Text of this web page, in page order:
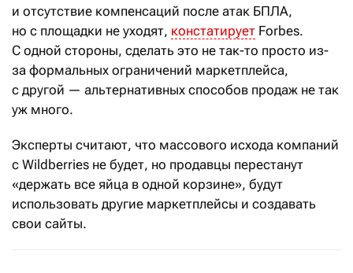
и отсутствие компенсаций после атак БПЛА,
но с площадки не уходят, констатирует Forbes.
С одной стороны, сделать это не так-то просто из-
за формальных ограничений маркетплейса,
с другой — альтернативных способов продаж не так
уж много.
Эксперты считают, что массового исхода компаний
с Wildberries не будет, но продавцы перестанут
«держать все яйца в одной корзине», будут
использовать другие маркетплейсы и создавать
свои сайты.